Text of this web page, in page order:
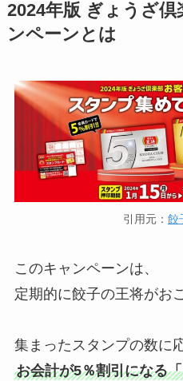
2024年版 ぎょうざ倶
ンペーンとは
引用元： 餃
このキャンペーンは、
定期的に餃子の王将がお
集まったスタンプの数に
お会計が5％割引になる